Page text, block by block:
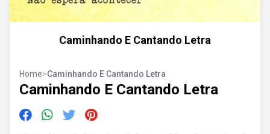
Caminhando E Cantando Letra
Home>Caminhando E Cantando Letra
Caminhando E Cantando Letra